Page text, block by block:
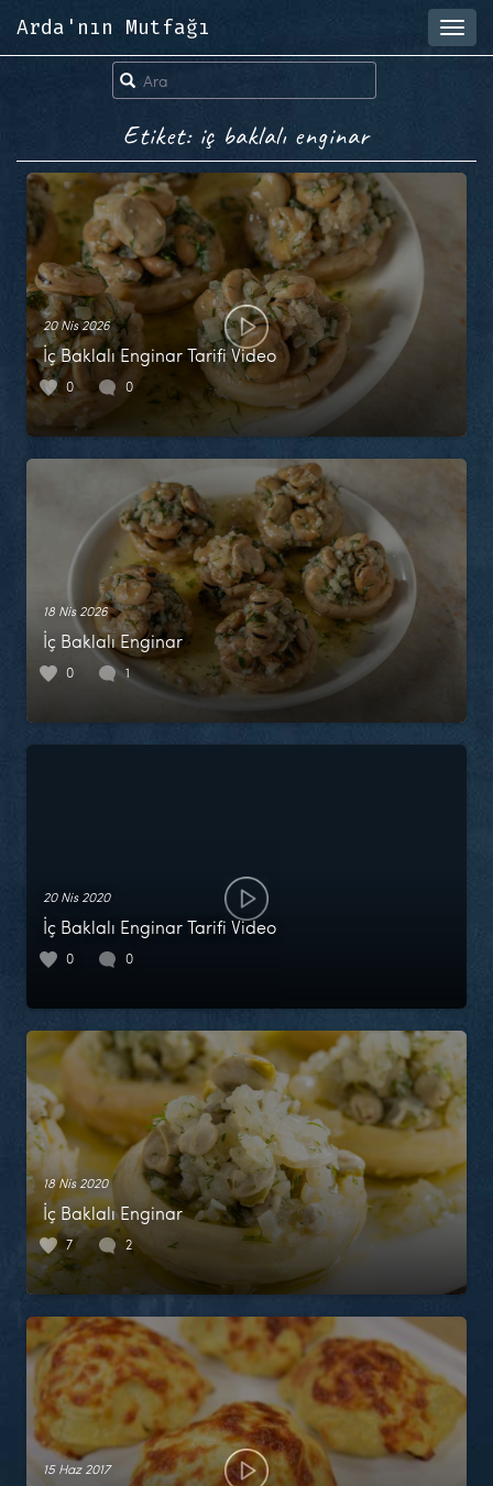
Arda'nın Mutfağı
Etiket: iç baklalı enginar
20 Nis 2026
İç Baklalı Enginar Tarifi Video
0 0
18 Nis 2026
İç Baklalı Enginar
0 1
20 Nis 2020
İç Baklalı Enginar Tarifi Video
0 0
18 Nis 2020
İç Baklalı Enginar
7 2
15 Haz 2017